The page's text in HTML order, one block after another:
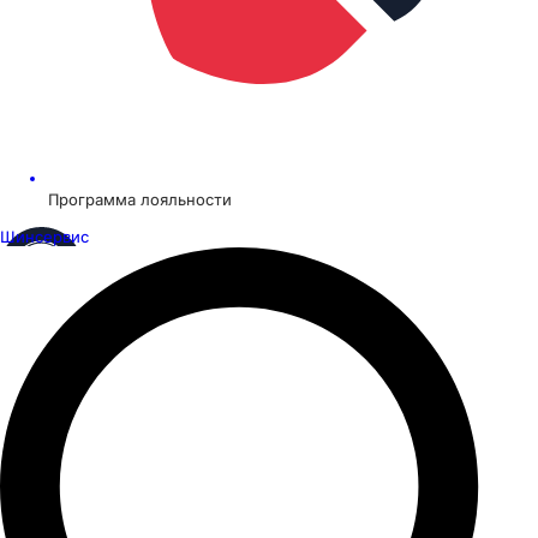
Программа лояльности
Шинсервис